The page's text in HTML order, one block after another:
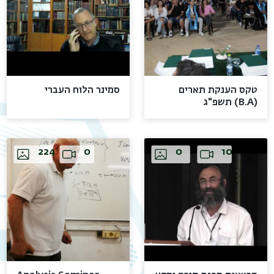
טקס הענקת תארים
(B.A) תשפ"ג
סמינר הלוח העברי
10
0
0
224